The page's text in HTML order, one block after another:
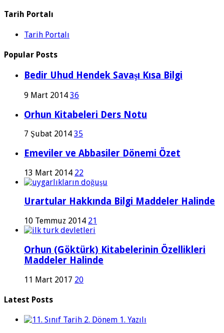
Tarih Portalı
Tarih Portalı
Popular Posts
Bedir Uhud Hendek Savaşı Kısa Bilgi
9 Mart 2014 36
Orhun Kitabeleri Ders Notu
7 Şubat 2014 35
Emeviler ve Abbasiler Dönemi Özet
13 Mart 2014 22
Urartular Hakkında Bilgi Maddeler Halinde
10 Temmuz 2014 21
Orhun (Göktürk) Kitabelerinin Özellikleri
Maddeler Halinde
11 Mart 2017 20
Latest Posts